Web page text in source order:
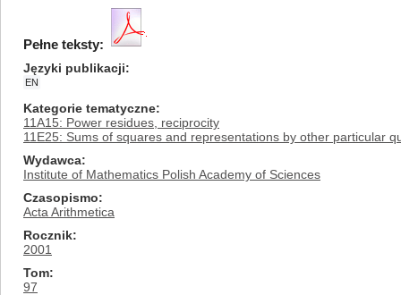
Pełne teksty:
Języki publikacji
EN
Kategorie tematyczne
11A15: Power residues, reciprocity
11E25: Sums of squares and representations by other particular
Wydawca
Institute of Mathematics Polish Academy of Sciences
Czasopismo
Acta Arithmetica
Rocznik
2001
Tom
97